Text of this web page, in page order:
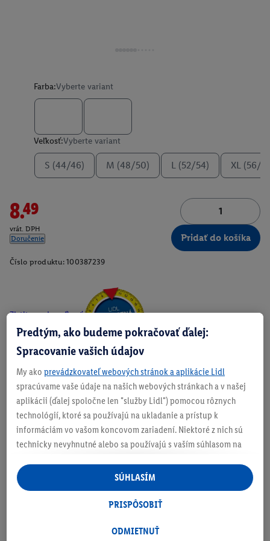
Farba:Vyberte variant
Veľkosť:Vyberte variant
S (44/46) M (48/50) L (52/54) XL (56/
8.49
vrát. DPH
Doručenie
Pridať do košíka
Číslo produktu: 100387239
Zistite svoju veľkosť
O produkte
Podrobnosti o bezpecnosti produktu
Predtým, ako budeme pokračovať ďalej:
Spracovanie vašich údajov
My ako prevádzkovateľ webových stránok a aplikácie Lidl
spracúvame vaše údaje na našich webových stránkach a v našej
aplikácii (ďalej spoločne len "služby Lidl") pomocou rôznych
technológií, ktoré sa používajú na ukladanie a prístup k
informáciám vo vašom koncovom zariadení. Niektoré z nich sú
technicky nevyhnutné alebo sa používajú s vaším súhlasom na
personalizovanú reklamu v rámci služieb Lidl aj mimo nich. Ak
ste účastníkom programu Lidl Plus, na tieto účely sa spracúvajú
aj údaje z vášho nákupného správania v obchode.
následne si vytvoríte účet Lidl Plus alebo sa prihlásite do svojho
ODMIETNUŤ
PRISPÔSOBIŤ
SÚHLASÍM